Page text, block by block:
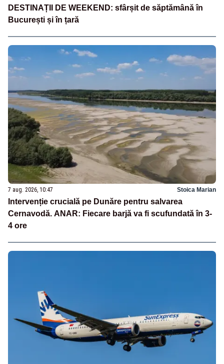
DESTINAȚII DE WEEKEND: sfârșit de săptămână în
București și în țară
7 aug. 2026, 10:47 Stoica Marian
Intervenție crucială pe Dunăre pentru salvarea
Cernavodă. ANAR: Fiecare barjă va fi scufundată în 3-
4 ore